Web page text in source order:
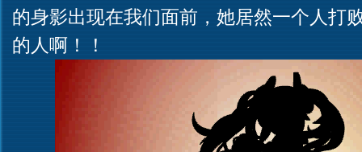
的身影出现在我们面前，她居然一个人打
的人啊！！